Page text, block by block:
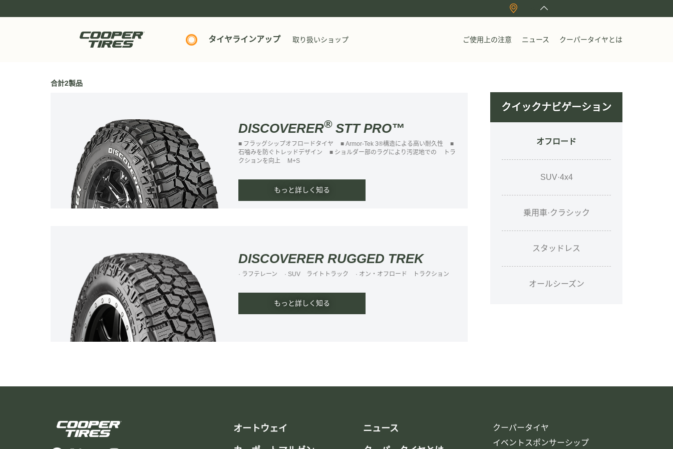
タイヤラインアップ 取り扱いショップ ご使用上の注意 ニュース クーパータイヤとは
クイックナビゲーション
オフロード
SUV·4x4
乗用車·クラシック
スタッドレス
オールシーズン
合計2製品
DISCOVERER®STT PRO™
■ フラッグシップオフロードタイヤ ■ Armor-Tek 3®構造による高い耐久性
■
石噛みを防ぐトレッドデザイン
■ ショルダー部のラグにより汚泥地での
トラ
クションを向上
M+S
もっと詳しく知る
DISCOVERER RUGGED TREK
· ラフテレーン · SUV ライトトラック · オン・オフロード トラクション
もっと詳しく知る
オートウェイ ニュース
クーパータイヤ
イベントスポンサーシップ